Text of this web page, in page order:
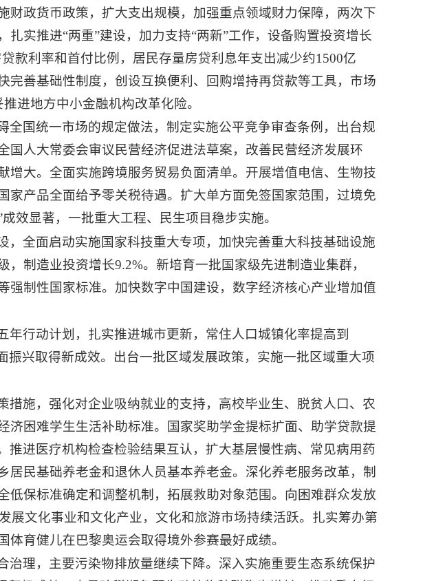
政货币政策，扩大支出规模，加强重点领域财力保障，两次下
实推进“两重”建设，加力支持“两新”工作，设备购置投资增长
款利率和首付比例，居民存量房贷利息年支出减少约1500亿
善基础性制度，创设互换便利、回购增持再贷款等工具，市场
进地方中小金融机构改革化险。
国统一市场的规定做法，制定实施公平竞争审查条例，出台规
人大常委会审议民营经济促进法草案，改善民营经济发展环
大。全面实施跨境服务贸易负面清单。开展增值电信、生物技
产品全面给予零关税待遇。扩大单方面免签国家范围，过境免
效显著，一批重大工程、民生项目稳步实施。
全面启动实施国家科技重大专项，加快完善重大科技基础设施
制造业投资增长9.2%。新培育一批国家级先进制造业集群，
制性国家标准。加快数字中国建设，数字经济核心产业增加值
行动计划，扎实推进城市更新，常住人口城镇化率提高到
兴取得新成效。出台一批区域发展政策，实施一批区域重大项
施，强化对企业吸纳就业的支持，高校毕业生、脱贫人口、农
困难学生生活补助标准。国家奖助学金提标扩面、助学贷款提
推进医疗机构检查检验结果互认，扩大基层慢性病、常见病用药
民基础养老金和退休人员基本养老金。深化养老服务改革，制
保标准确定和调整机制，拓展救助对象范围。向困难群众发放
展文化事业和文化产业，文化和旅游市场持续活跃。扎实筹办第
育健儿在巴黎奥运会取得境外参赛最好成绩。
理，主要污染物排放量继续下降。深入实施重要生态系统保护